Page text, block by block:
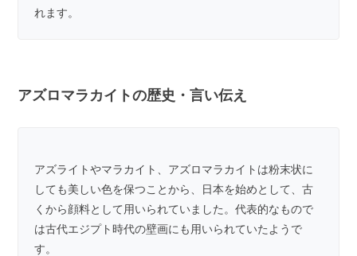
れます。
アズロマラカイトの歴史・言い伝え
アズライトやマラカイト、アズロマラカイトは粉末状に
しても美しい色を保つことから、日本を始めとして、古
くから顔料として用いられていました。代表的なもので
は古代エジプト時代の壁画にも用いられていたようで
す。